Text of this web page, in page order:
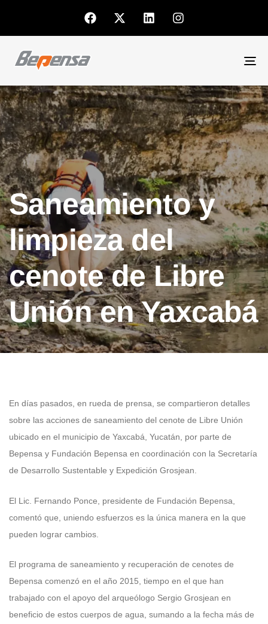
Saneamiento y
limpieza del
cenote de Libre
Unión en Yaxcabá
En días pasados, en rueda de prensa, se compartieron detalles
sobre las acciones de saneamiento del cenote de Libre Unión
ubicado en el municipio de Yaxcabá, Yucatán, por parte de
Bepensa y Fundación Bepensa en coordinación con la Secretaría
de Desarrollo Sustentable y Expedición Grosjean.
El Lic. Fernando Ponce, presidente de Fundación Bepensa,
comentó que, uniendo esfuerzos es la única manera en la que
pueden lograr cambios.
El programa de saneamiento y recuperación de cenotes de
Bepensa comenzó en el año 2015, tiempo en el que han
trabajado con el apoyo del arqueólogo Sergio Grosjean en
beneficio de estos cuerpos de agua, sumando a la fecha más de